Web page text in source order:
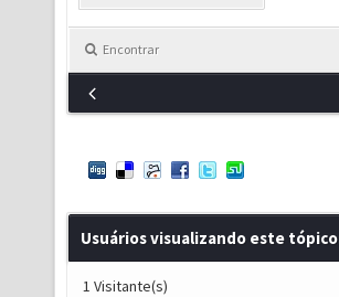
Encontrar
Usuários visualizando este
1 Visitante(s)